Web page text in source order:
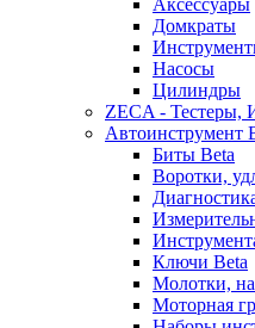
Аксессуары
Домкраты
Насосы
Цилиндры
ZECA - Тестеры,
Автоинструмент
Биты Beta
Воротки,
Ключи Beta
Молотки,
Моторная